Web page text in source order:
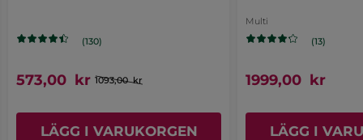
(130)
573,00 kr 1093,00 kr
LÄGG I VARUKORGEN
Multi
(13)
1999,00 kr
LÄGG I